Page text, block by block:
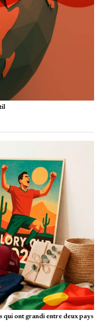
qui ont grandi entre deux pays